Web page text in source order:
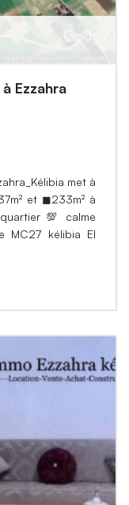
Ezzahra
met à
et ◼233m² à
💯 calme
MC27 kélibia El